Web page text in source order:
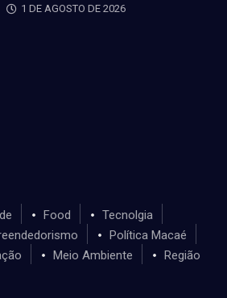
1 DE AGOSTO DE 2026
Food
Tecnolgia
Política Macaé
Meio Ambiente Região